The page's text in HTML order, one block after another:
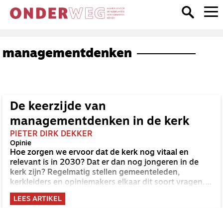
managementdenken
De keerzijde van
managementdenken in de kerk
PIETER DIRK DEKKER
Opinie
Hoe zorgen we ervoor dat de kerk nog vitaal en
relevant is in 2030? Dat er dan nog jongeren in de
kerk zijn? Regelmatig stellen gemeenteleden,
kerkleiders en opiniemakers elkaar dit soort vragen.
Bij de beantwoording ervan moeten we echter niet
kijken naar ‘wereldse’ criteria, maar naar de eigen
LEES ARTIKEL